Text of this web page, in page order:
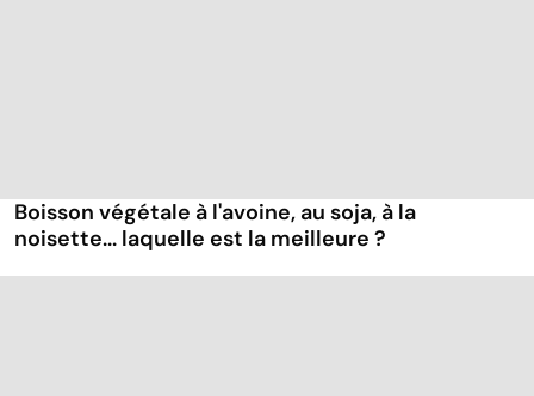
Boisson végétale à l'avoine, au soja, à la
noisette... laquelle est la meilleure ?